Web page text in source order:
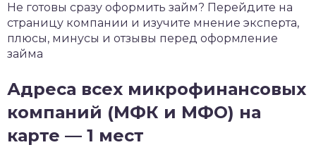
Не готовы сразу оформить займ? Перейдите на
страницу компании и изучите мнение эксперта,
плюсы, минусы и отзывы перед оформление
займа
Адреса всех микрофинансовых
компаний (МФК и МФО) на
карте — 1 мест